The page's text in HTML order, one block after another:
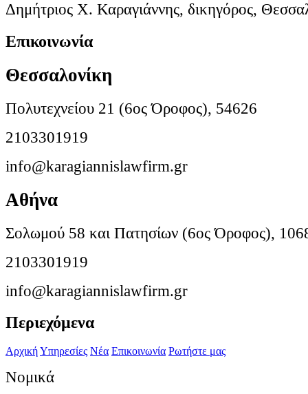
Δημήτριος Χ. Καραγιάννης, δικηγόρος,
Επικοινωνία
Θεσσαλονίκη
Πολυτεχνείου 21 (6ος Όροφος), 54626
2103301919
info@karagiannislawfirm.gr
Αθήνα
Σολωμού 58 και Πατησίων (6ος Όροφος),
2103301919
info@karagiannislawfirm.gr
Περιεχόμενα
ΑρχικήΥπηρεσίες Νέα Επικοινωνία Ρωτήστε μας
Νομικά